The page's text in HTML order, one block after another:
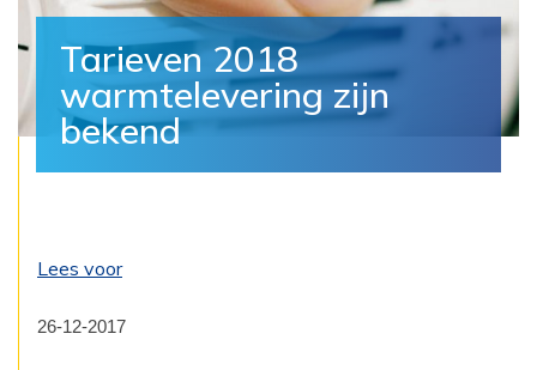
Tarieven 2018
warmtelevering zijn
bekend
Lees voor
26-12-2017